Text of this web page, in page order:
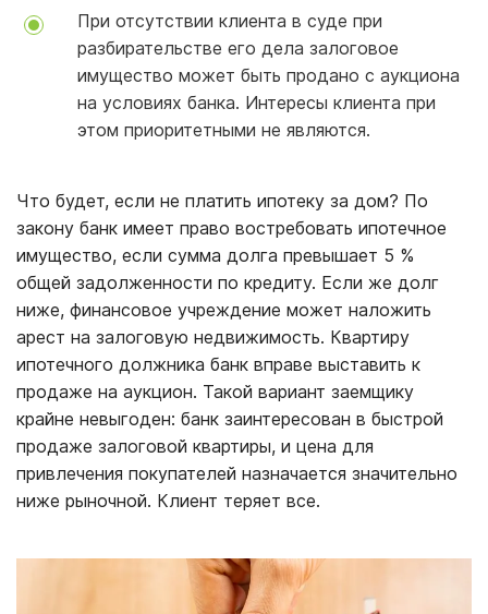
При отсутствии клиента в суде при
разбирательстве его дела залоговое
имущество может быть продано с аукциона
на условиях банка. Интересы клиента при
этом приоритетными не являются.
Что будет, если не платить ипотеку за дом? По
закону банк имеет право востребовать ипотечное
имущество, если сумма долга превышает 5 %
общей задолженности по кредиту. Если же долг
ниже, финансовое учреждение может наложить
арест на залоговую недвижимость. Квартиру
ипотечного должника банк вправе выставить к
продаже на аукцион. Такой вариант заемщику
крайне невыгоден: банк заинтересован в быстрой
продаже залоговой квартиры, и цена для
привлечения покупателей назначается значительно
ниже рыночной. Клиент теряет все.